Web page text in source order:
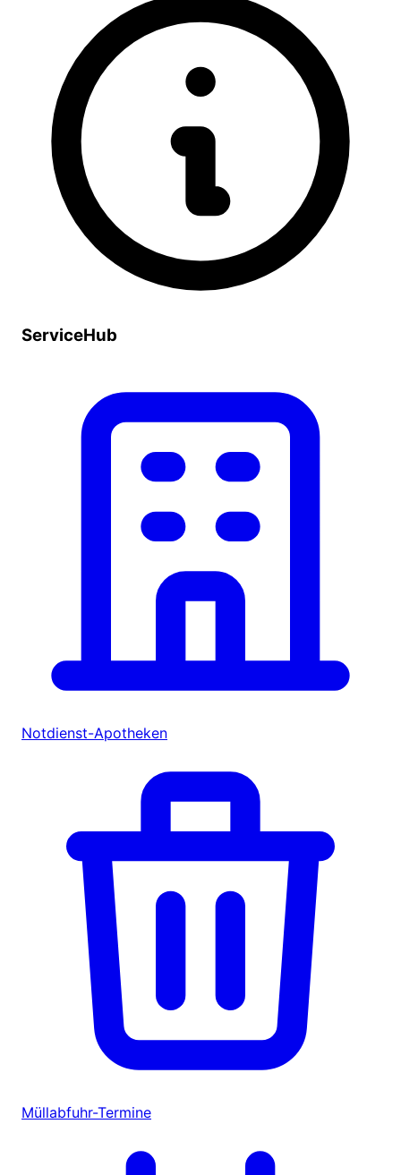
ServiceHub
Notdienst-Apotheken
Müllabfuhr-Termine